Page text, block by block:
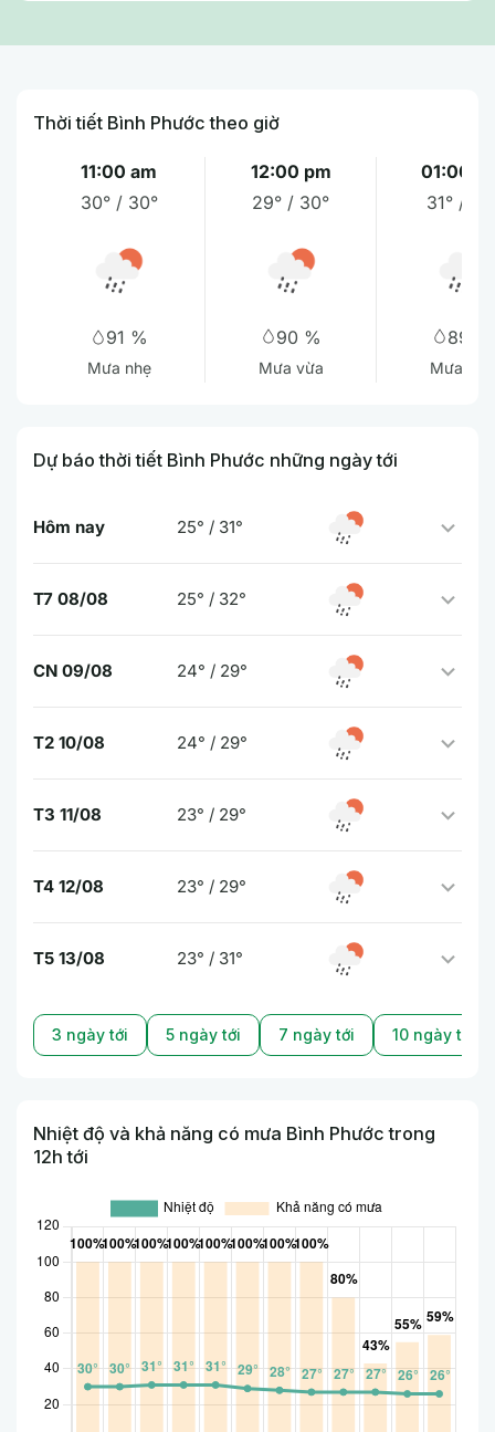
Thời tiết Bình Phước theo giờ
11:00 am
30° / 30°
91 %
Mưa nhẹ
12:00 pm
29° / 30°
90 %
Mưa vừa
01:00
31° /
89 %
Mưa nhẹ
Dự báo thời tiết Bình Phước những ngày tới
Hôm nay 25° / 31°
T7 08/08 25° / 32°
CN 09/08 24° / 29°
T2 10/08 24° / 29°
T3 11/08 23° / 29°
T4 12/08 23° / 29°
T5 13/08 23° / 31°
3 ngày tới 5 ngày tới 7 ngày tới 10 ngày tới
Nhiệt độ và khả năng có mưa Bình Phước trong
12h tới